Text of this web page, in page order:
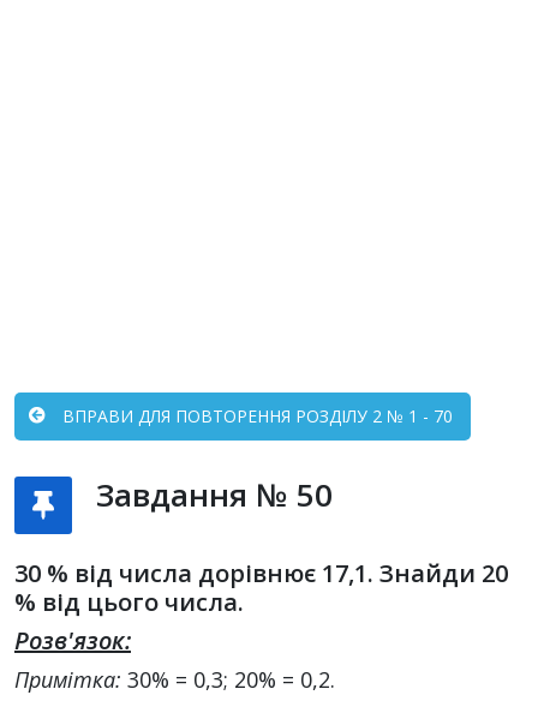
ВПРАВИ ДЛЯ ПОВТОРЕННЯ РОЗДІЛУ 2 № 1 - 70
Завдання № 50
30 % від числа дорівнює 17,1. Знайди 20
% від цього числа.
Розв'язок:
Примітка: 30% = 0,3; 20% = 0,2.